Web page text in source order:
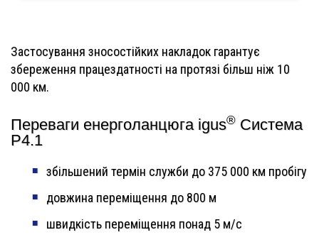
Застосування зносостійких накладок гарантує
збереження працездатності на протязі більш ніж 10
000 км.
Переваги енерголанцюга igus® Система
P4.1
збільшений термін служби до 375 000 км пробігу
довжина переміщення до 800 м
швидкість переміщення понад 5 м/с